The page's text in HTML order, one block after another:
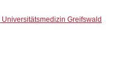
Greifswald